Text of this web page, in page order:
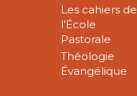
Les cahiers de
l’École
Pastorale
Théologie
Évangélique